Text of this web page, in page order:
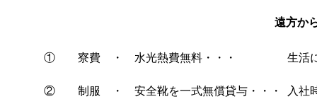
遠方か
① 寮費 ・ 水光熱費無料・・・ 生活
② 制服 ・ 安全靴を一式無償貸与・・・ 入社